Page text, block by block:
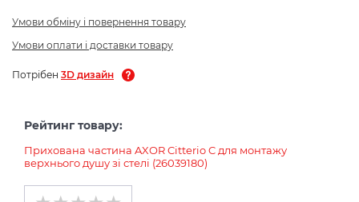
Умови обміну і повернення товару
Умови оплати і доставки товару
Потрібен 3D дизайн
Рейтинг товару:
Прихована частина AXOR Citterio C для монтажу
верхнього душу зі стелі (26039180)